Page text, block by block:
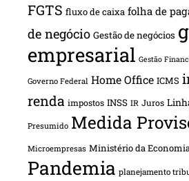
FGTS fluxo de caixa folha de
de negócio Gestão de negócios
empresarial Gestão
Governo Federal Home Office ICMS
renda impostos INSS IR Juros
Presumido Medida
Microempresas Ministério da
Pandemia planejamento